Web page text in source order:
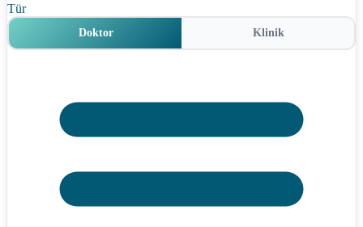
Tür
Doktor Klinik